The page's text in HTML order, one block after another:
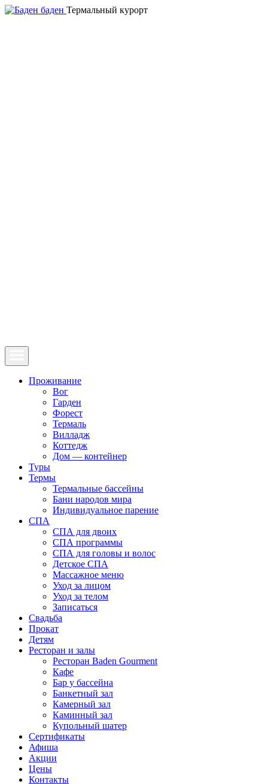
Термальный курорт
Проживание
Вог
Гарден
Форест
Термаль
Вилладж
Коттедж
Дом — контейнер
Туры
Термы
Термальные бассейны
Бани народов мира
Индивидуальное парение
СПА
СПА для двоих
СПА программы
СПА для головы и волос
Детское СПА
Массажное меню
Уход за лицом
Уход за телом
Записаться
Свадьба
Прокат
Детям
Ресторан и залы
Ресторан Baden Gourment
Кафе
Бар у бассейна
Банкетный зал
Камерный зал
Каминный зал
Купольный шатер
Сертификаты
Афиша
Акции
Цены
Контакты